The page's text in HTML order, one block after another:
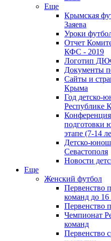
Еще
Крымская
Заяева
Уроки
Отчет
КФС - 2019
Логотип
Документы
Сайты и
Крыма
Год детско-
Республике
подготовки
этапе (7-14
Детско-
Севастополя
Новости
Еще
Женский футбол
Первенство
команд до 16
Первенство
Чемпионат
команд
Первенство